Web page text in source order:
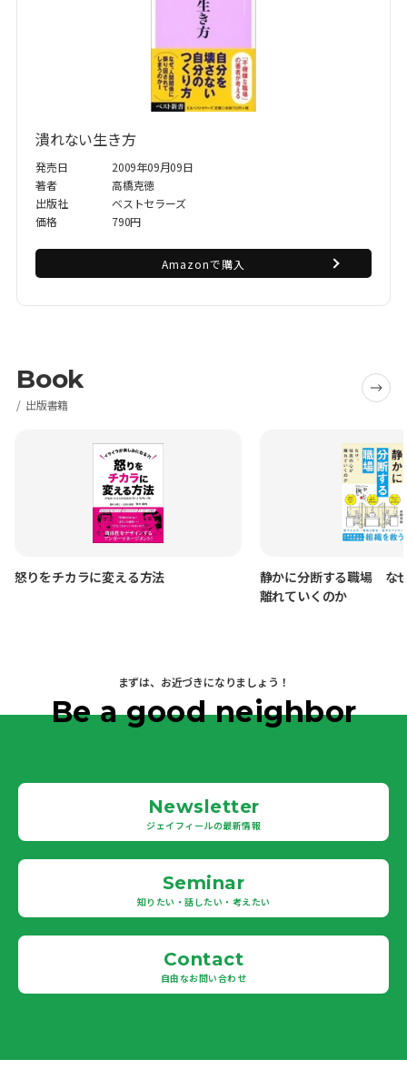
潰れない生き方
発売日
2009年09月09日
著者
高橋克徳
出版社
ベストセラーズ
価格
790円
Amazonで購入
Book
出版書籍
怒りをチカラに変える方法
静かに分断する職場 な
離れていくのか
まずは、お近づきになりましょう！
Be a good neighbor
Newsletter
ジェイフィールの最新情報
Seminar
知りたい・話したい・考えたい
Contact
自由なお問い合わせ